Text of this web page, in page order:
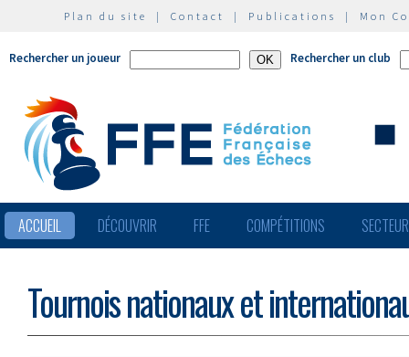
Plan du site | Contact | Publications | Mon
Rechercher un joueur Rechercher un club
ACCUEIL DÉCOUVRIR FFE COMPÉTITIONS
Tournois nationaux et